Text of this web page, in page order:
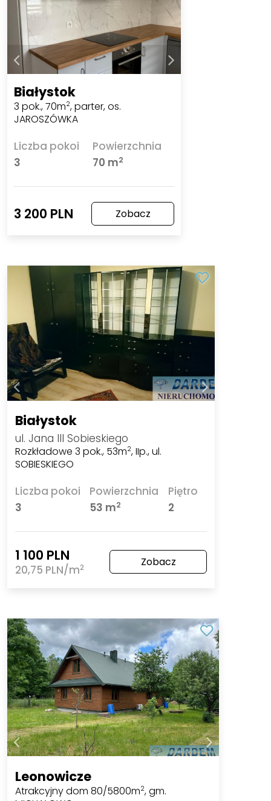
Białystok
3 pok., 70m2, parter, os.
JAROSZÓWKA
Liczba pokoi
3
Powierzchnia
70 m2
3 200 PLN Zobacz
Białystok
ul. Jana III Sobieskiego
Rozkładowe 3 pok., 53m2, IIp., ul.
SOBIESKIEGO
Liczba pokoi
3
Powierzchnia
53 m2
Piętro
2
1 100 PLN
20,75 PLN/m2 Zobacz
Leonowicze
Atrakcyjny dom 80/5800m2, gm.